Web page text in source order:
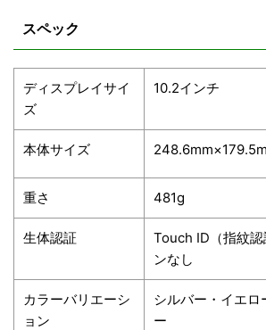
スペック
ディスプレイサイ
ズ
10.2インチ
本体サイズ
重さ 481g
生体認証
Touch ID（指紋
ンなし
カラーバリエーシ
ョン
シルバー・イエ
ー